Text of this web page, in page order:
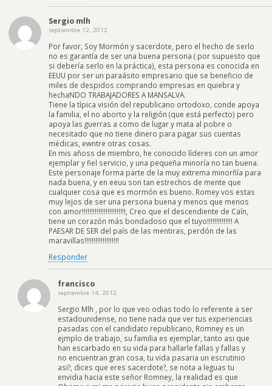
Sergio mlh
septiembre 12, 2012
Por favor, Soy Mormón y sacerdote, pero el hecho de serlo
no es garantía de ser una buena persona ( por supuesto que
si debería serlo en la práctica), esta persona es conocida en
EEUU por ser un paraásito empresario que se beneficio de
miles de despidos comprando empresas en quiebra y
hechaNDO TRABAJADORES A MANSALVA.
Tiene la típica visión del republicano ortodoxo, conde apoya
la familia, el no aborto y la religión (que está perfecto) pero
apoya las guerras a como de lugar y mata al pobre o
necesitado que no tiene dinero para pagar sus cuentas
médicas, ewntre otras cosas.
En mis añoss de miembro, he conocido líderes con un amor
ejemplar y fiel servicio, y una pequeña minoría no tan buena.
Este personaje forma parte de la muy extrema minorñía para
nada buena, y en eeuu son tan estrechos de mente que
cualquier cosa que es mormón es bueno. Romey vos estas
muy lejos de ser una persona buena y menos que menos
con amor!!!!!!!!!!!!!!!!!!!!!!!!, Creo que el descendiente de Caín,
tiene un corazón más bondadoso que el tuyo!!!!!!!!!!!!!! A
PAESAR DE SER del país de las mentiras, perdón de las
maravillas!!!!!!!!!!!!!!!!!!!
Responder
francisco
septiembre 14, 2012
Sergio Mlh , por lo que veo odias todo lo referente a ser
estadounidense, no tiene nada que ver tus experiencias
pasadas con el candidato republicano, Romney es un
ejmplo de trabajo, su familia es ejemplar, tanto asi que
han escarbado en su vida para hallarle fallas y fallas y
no encuentran gran cosa, tu vida pasaria un escrutinio
asi?, dices que eres sacerdote?, se nota a leguas tu
envidia hacia este señor Romney, la realidad es que